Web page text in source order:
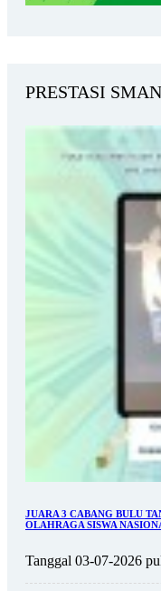
PRESTASI
JUARA 3 CABANG BULU
OLAHRAGA SISWA
Tanggal 03-07-2026